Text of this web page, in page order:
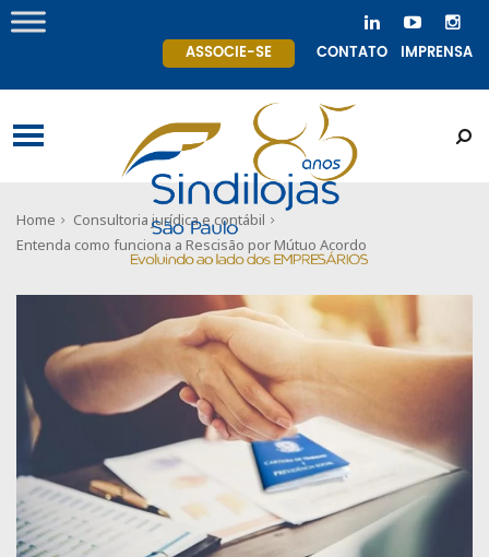
ASSOCIE-SE CONTATO IMPRENSA
Home
Consultoria jurídica e contábil
Entenda como funciona a Rescisão por Mútuo Acordo